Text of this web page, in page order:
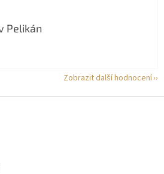
Pelikán
je 5 z 5 hvězdiček.
Zobrazit další hodnocení